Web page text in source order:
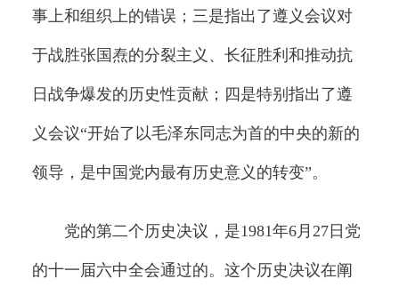
事上和组织上的错误；三是指出了遵义会议对
于战胜张国焘的分裂主义、长征胜利和推动抗
日战争爆发的历史性贡献；四是特别指出了遵
义会议“开始了以毛泽东同志为首的中央的新的
领导，是中国党内最有历史意义的转变”。
党的第二个历史决议，是1981年6月27日党
的十一届六中全会通过的。这个历史决议在阐